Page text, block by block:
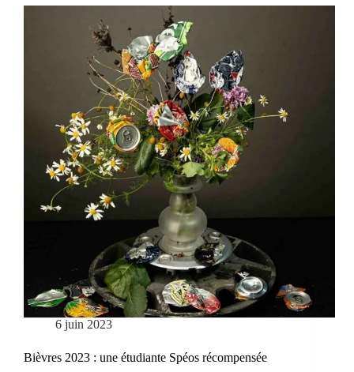
6 juin 2023
Bièvres 2023 : une étudiante Spéos récompensée